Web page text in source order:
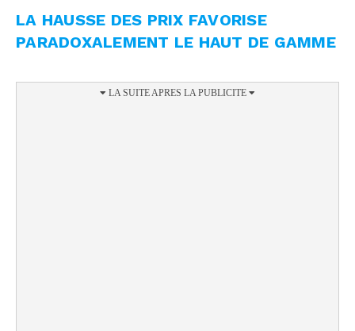
LA HAUSSE DES PRIX FAVORISE
PARADOXALEMENT LE HAUT DE GAMME